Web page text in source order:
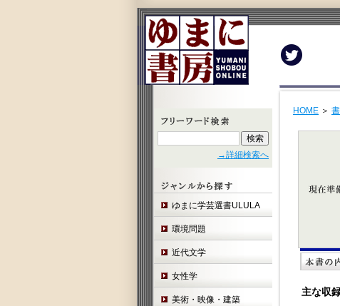
→詳細検索へ
ゆまに学芸選書ULULA
環境問題
近代文学
女性学
美術・映像・建築
HOME ＞
主な収